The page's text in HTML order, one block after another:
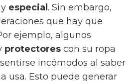
y especial . Sin embargo,
que hay que
ejemplo, algunos
protectores con su ropa
incómodos al saber
usa. Esto puede generar